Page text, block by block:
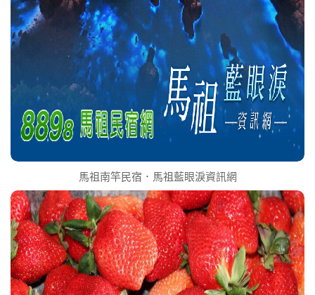
馬祖南竿民宿．馬祖藍眼淚資訊網